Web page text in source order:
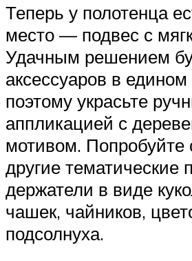
Теперь у полотенца
место — подвес с
Удачным решением
аксессуаров в едином
поэтому украсьте
аппликацией с
мотивом. Попробуйте
другие тематические
держатели в виде
чашек, чайников,
подсолнуха.